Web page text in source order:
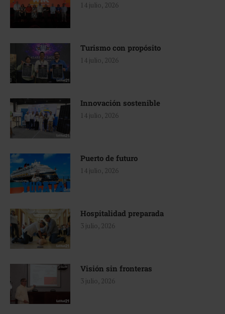
14 julio, 2026
Turismo con propósito
14 julio, 2026
Innovación sostenible
14 julio, 2026
Puerto de futuro
14 julio, 2026
Hospitalidad preparada
3 julio, 2026
Visión sin fronteras
3 julio, 2026